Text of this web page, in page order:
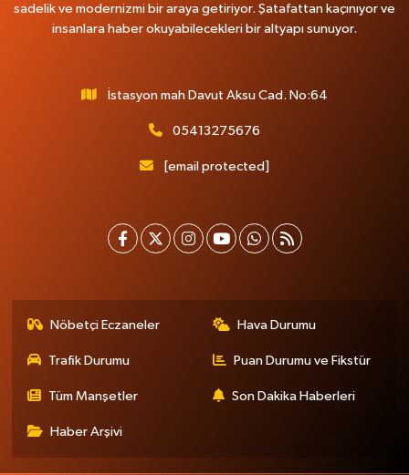
sadelik ve modernizmi bir araya getiriyor. Şatafattan kaçınıyor ve
insanlara haber okuyabilecekleri bir altyapı sunuyor.
İstasyon mah Davut Aksu Cad. No:64
05413275676
[email protected]
Nöbetçi Eczaneler Hava Durumu
Trafik Durumu Puan Durumu ve Fikstür
Tüm Manşetler Son Dakika Haberleri
Haber Arşivi